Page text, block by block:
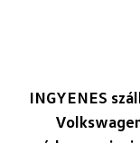
INGYENES